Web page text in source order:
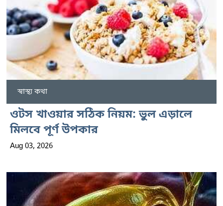
স্বাস্থ্য কথা
ওটস খাওয়ার সঠিক নিয়ম: ভুল এড়ালে
মিলবে পূর্ণ উপকার
Aug 03, 2026